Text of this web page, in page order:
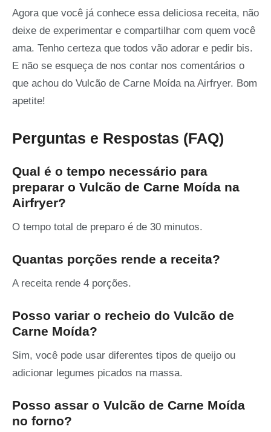
Agora que você já conhece essa deliciosa receita, não
deixe de experimentar e compartilhar com quem você
ama. Tenho certeza que todos vão adorar e pedir bis.
E não se esqueça de nos contar nos comentários o
que achou do Vulcão de Carne Moída na Airfryer. Bom
apetite!
Perguntas e Respostas (FAQ)
Qual é o tempo necessário para
preparar o Vulcão de Carne Moída na
Airfryer?
O tempo total de preparo é de 30 minutos.
Quantas porções rende a receita?
A receita rende 4 porções.
Posso variar o recheio do Vulcão de
Carne Moída?
Sim, você pode usar diferentes tipos de queijo ou
adicionar legumes picados na massa.
Posso assar o Vulcão de Carne Moída
no forno?